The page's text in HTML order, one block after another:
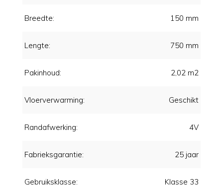
Breedte: 150 mm
Lengte: 750 mm
Pakinhoud: 2,02 m2
Vloerverwarming: Geschikt
Randafwerking: 4V
Fabrieksgarantie: 25 jaar
Gebruiksklasse: Klasse 33